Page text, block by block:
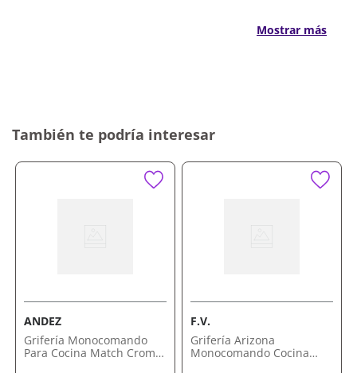
Diseño ergonómico que optimiza el espacio y
facilita el uso
Por qué nos gusta Cocina Línea Betis
Comprálo ahora con envío a domicilio o retiro en
tienda.
Mostrar más
También te podría interesar
ANDEZ
Grifería Monocomando
Para Cocina Match Cromo
F.V.
Grifería Arizona
Monocomando Cocina